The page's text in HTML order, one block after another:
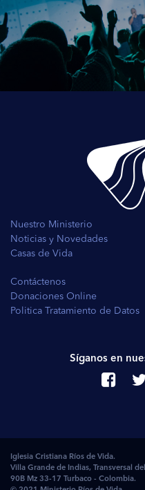
Nuestro Ministerio
Noticias y Novedades
Casas de Vida
Contáctenos
Donaciones Online
Politica Tratamiento de Datos
Síganos en
Iglesia Cristiana Ríos de Vida.
Villa Grande de Indias, Transversal
90B Mz 33-17 Turbaco - Colombia.